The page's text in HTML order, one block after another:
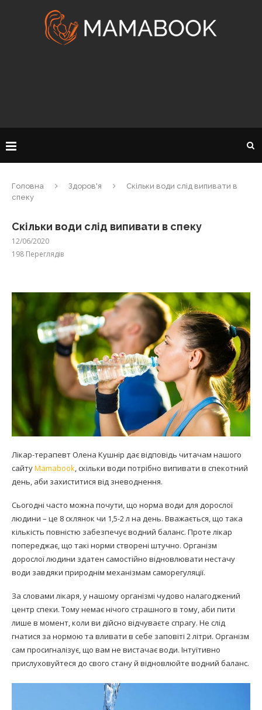
Головна Здоров'я
Скільки води слід випивати в
спеку
Скільки води слід випивати в спеку
12/06/2020
198 Переглядів
Лікар-терапевт Олена Кушнір дає відповідь читачам нашого
сайтуMamabook, скільки води потрібно випивати в спекотний
день, аби захиститися від зневоднення.
Сьогодні часто можна почути, що норма води для дорослої
людини – це 8 склянок чи 1,5-2 л на день. Вважається, що така
кількість повністю забезпечує водний баланс. Проте лікар
попереджає, що такі норми створені штучно. Організм
дорослої людини здатен самостійно відновлювати нестачу
води завдяки природнім механізмам саморегуляції.
За словами лікаря, у нашому організмі чудово налагоджений
центр спеки. Тому немає нічого страшного в тому, аби пити
лише в момент, коли ви дійсно відчуваєте спрагу. Не слід
гнатися за нормою та вливати в себе заповіті 2 літри. Організм
сам просигналізує, що вам не вистачає води. Інтуїтивно
прислуховуйтеся до свого стану й відновлюйте водний баланс.